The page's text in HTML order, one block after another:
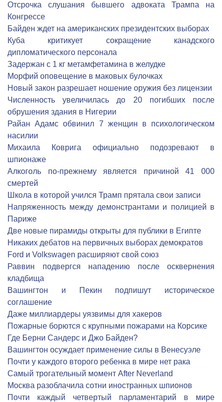
Отсрочка слушания бывшего адвоката Трампа на
Конгрессе
Байден ждет на американских президентских выборах
Куба критикует сокращение канадского
дипломатического персонала
Задержан с 1 кг метамфетамина в желудке
Морфий оповещение в маковых булочках
Новый закон разрешает ношение оружия без лицензии
Численность увеличилась до 20 погибших после
обрушения здания в Нигерии
Райан Адамс обвинил 7 женщин в психологическом
насилии
Михаила Коврига официально подозревают в
шпионаже
Алкоголь по-прежнему является причиной 41 000
смертей
Школа в которой учился Трамп прятала свои записи
Напряженность между демонстрантами и полицией в
Париже
Две новые пирамиды открыты для публики в Египте
Никаких дебатов на первичных выборах демократов
Ford и Volkswagen расширяют свой союз
Раввин подвергся нападению после осквернения
кладбища
Вашингтон и Пекин подпишут историческое
соглашение
Даже миллиардеры уязвимы для хакеров
Пожарные борются с крупными пожарами на Корсике
Где Берни Сандерс и Джо Байден?
Вашингтон осуждает применение силы в Венесуэле
Почти у каждого второго ребенка в мире нет рака
Самый трогательный момент After Neverland
Москва разоблачила сотни иностранных шпионов
Почти каждый четвертый парламентарий в мире